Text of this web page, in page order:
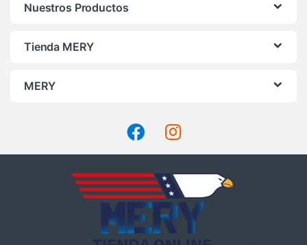
Nuestros Productos
Tienda MERY
MERY